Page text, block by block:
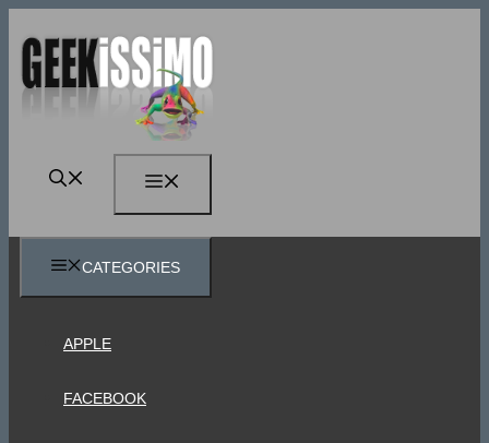
contenuto
CATEGORIES
APPLE
FACEBOOK